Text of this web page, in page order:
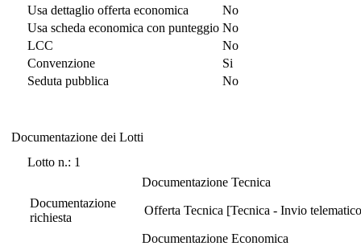
Usa dettaglio offerta economica
No
Usa scheda economica con punteggio No
LCC
No
Convenzione
Si
Seduta pubblica
No
Documentazione dei Lotti
Lotto n.: 1
Documentazione Tecnica
Documentazione
richiesta
Offerta Tecnica [Tecnica - Invio
Documentazione Economica